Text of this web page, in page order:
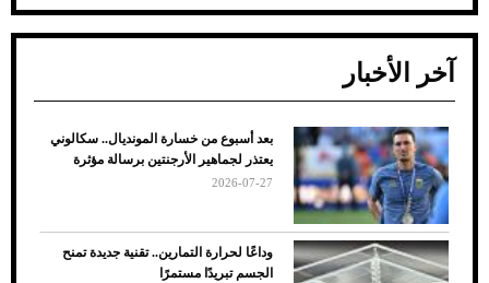
ضعف تبريد مكيف السيارة عند الوقوف.. أشهر
الأسباب والحلول
آخر الأخبار
بعد أسبوع من خسارة المونديال.. سكالوني
يعتذر لجماهير الأرجنتين برسالة مؤثرة
2026-07-27
وداعًا لحرارة التمارين.. تقنية جديدة تمنح
الجسم تبريدًا مستمرًا